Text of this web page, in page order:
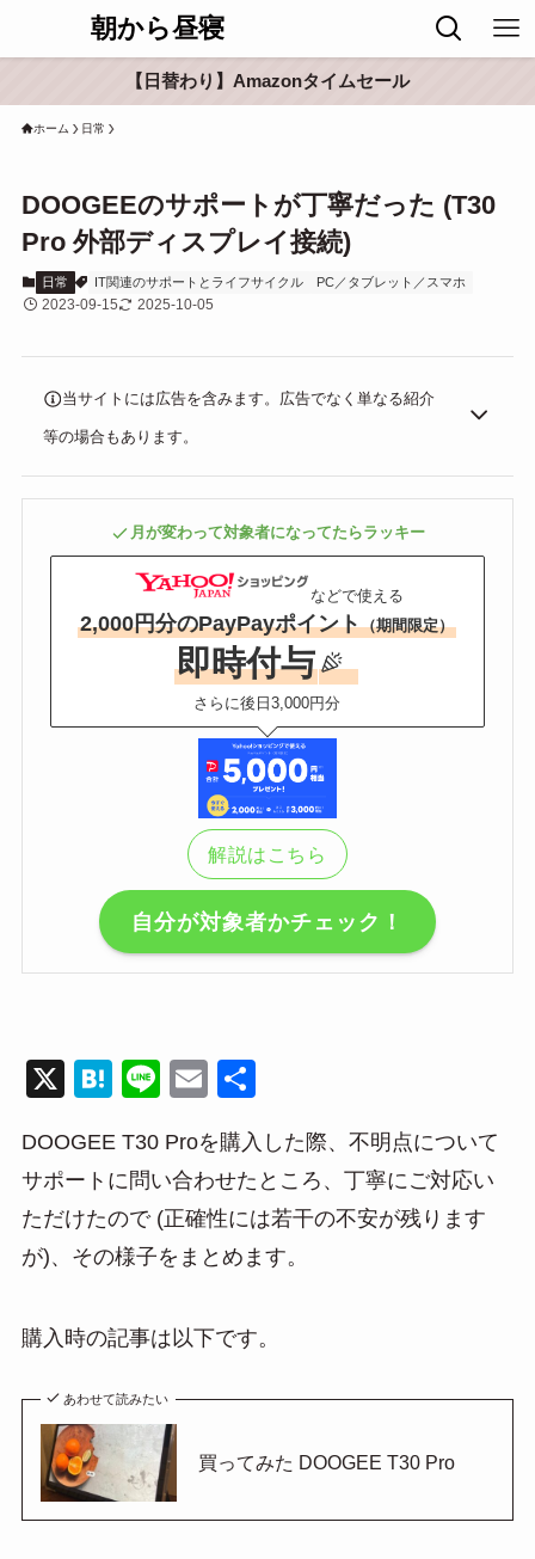
朝から昼寝
【日替わり】Amazonタイムセール
ホーム 日常
DOOGEEのサポートが丁寧だった (T30
Pro 外部ディスプレイ接続)
日常 IT関連のサポートとライフサイクル PC／タブレット／スマホ
2023-09-15 2025-10-05
当サイトには広告を含みます。広告でなく単なる紹介
等の場合もあります。
月が変わって対象者になってたらラッキー
などで使える
2,000円分のPayPayポイント（期間限定）
即時付与
さらに後日3,000円分
解説はこちら
自分が対象者かチェック！
X
H
e
n
a
Li
e
E
ail
DOOGEE T30 Proを購入した際、不明点について
サポートに問い合わせたところ、丁寧にご対応い
ただけたので (正確性には若干の不安が残ります
が)、その様子をまとめます。
購入時の記事は以下です。
あわせて読みたい
買ってみた DOOGEE T30 Pro